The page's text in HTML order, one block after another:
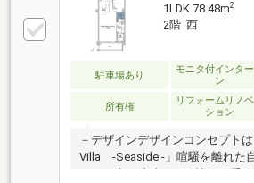
1LDK 78.48m2
2階 西
駐車場あり
モニタ付インタ
ン
所有権
リフォームリノ
ション
－デザインデザインコンセプト
Villa -Seaside -」喧騒を離れた